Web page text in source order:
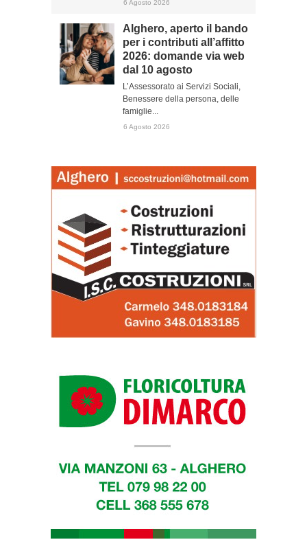
6 Agosto 2026
Alghero, aperto il bando
per i contributi all’affitto
2026: domande via web
dal 10 agosto
L’Assessorato ai Servizi Sociali,
Benessere della persona, delle
famiglie...
6 Agosto 2026